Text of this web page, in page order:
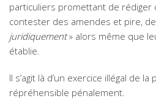
particuliers promettant de rédiger
contester des amendes et pire,
juridiquement» alors même que
établie.
Il s’agit là d’un exercice illégal de
répréhensible pénalement.